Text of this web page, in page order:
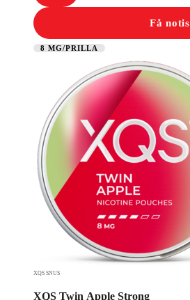
Få notis
8 MG/PRILLA
XQS SNUS
XQS Twin Apple Strong